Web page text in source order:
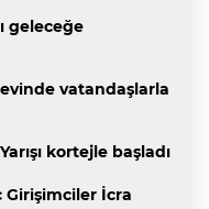
geleceğe
vatandaşlarla
kortejle başladı
Girişimciler İcra